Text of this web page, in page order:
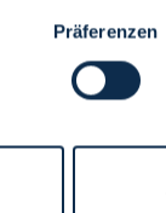
Präferenzen